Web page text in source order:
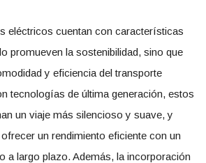
eléctricos cuentan con características
promueven la sostenibilidad, sino que
y eficiencia del transporte
tecnologías de última generación, estos
un viaje más silencioso y suave, y
un rendimiento eficiente con un
a largo plazo. Además, la incorporación